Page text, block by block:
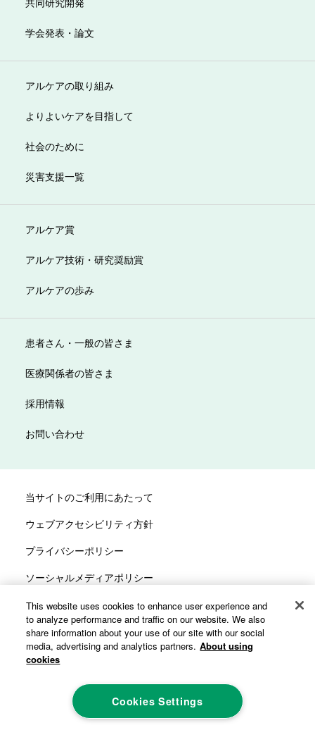
学会発表・論文
アルケアの取り組み
よりよいケアを目指して
社会のために
災害支援一覧
アルケア賞
アルケア技術・研究奨励賞
アルケアの歩み
患者さん・一般の皆さま
医療関係者の皆さま
採用情報
お問い合わせ
当サイトのご利用にあたって
ウェブアクセシビリティ方針
プライバシーポリシー
ソーシャルメディアポリシー
サイトマップ
カスタマーハラスメントへの対応方針
©ALCARE Co., Ltd. All rights reserved.
This website uses cookies to enhance user experience and
to analyze performance and traffic on our website. We also
share information about your use of our site with our social
media, advertising and analytics partners. About using
cookies
Cookies Settings